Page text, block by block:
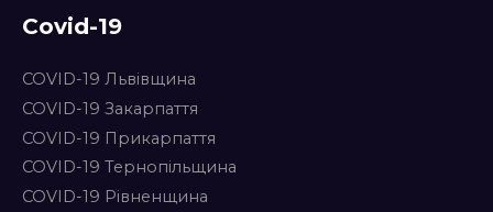
Covid-19
COVID-19 Львівщина
COVID-19 Закарпаття
COVID-19 Прикарпаття
COVID-19 Тернопільщина
COVID-19 Рівненщина